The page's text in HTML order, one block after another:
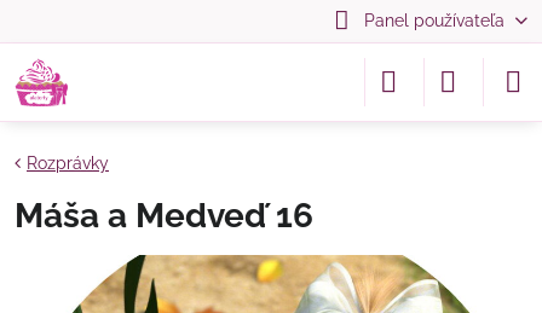
Panel používateľa
Rozprávky
Máša a Medveď 16